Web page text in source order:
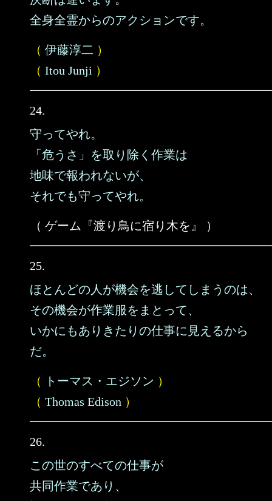
全身全霊からのアクションです。
（ 伊藤淳二 ）
（ Itou Junji ）
24.
守ってやれ。
「危うさ」を取り除く作業は
地味で報われないが、
それでも守ってやれ。
（ ゲーム『渡り鳥に宿り木を』 ）
25.
ほとんどの人が機会を逃してしまうのは、
その機会が作業服をまとって、
いかにもありきたりの仕事に見えるから
だ。
（ トーマス・エジソン ）
（ Thomas Edison ）
26.
この世のすべての仕事が
共同作業であり、